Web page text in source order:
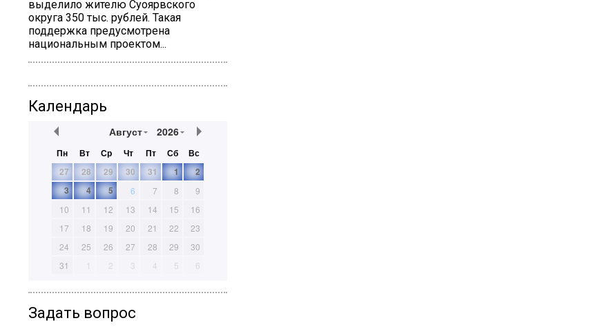
выделило жителю Суоярвского
округа 350 тыс. рублей. Такая
поддержка предусмотрена
национальным проектом...
Календарь
Август 2026
Пн Вт Ср Чт Пт Сб
Вс
27
28 29 30 31 1
2
3
4 5 6 7 8
9
10
11 12 13 14 15
16
17
18 19 20 21 22
23
24
25 26 27 28 29
30
31
1 2 3 4 5 6
Задать вопрос